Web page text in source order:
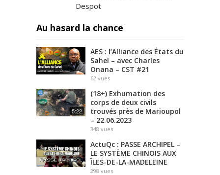
Despot
Au hasard la chance
AES : l’Alliance des États du
Sahel – avec Charles
Onana – CST #21
62 vues
5:22
(18+) Exhumation des
corps de deux civils
trouvés près de Marioupol
– 22.06.2023
348 vues
ActuQc : PASSE ARCHIPEL –
LE SYSTÈME CHINOIS AUX
ÎLES-DE-LA-MADELEINE
298 vues